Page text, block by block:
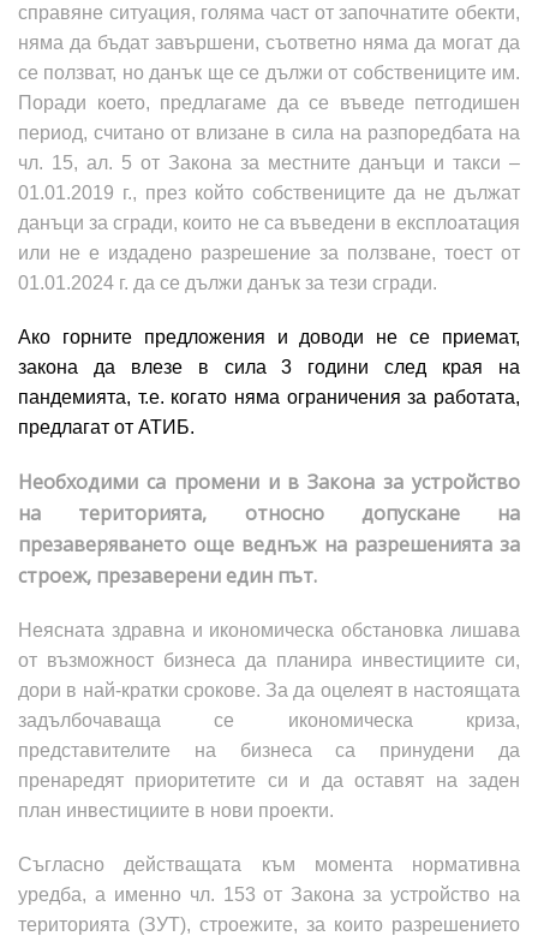
справяне ситуация, голяма част от започнатите обекти,
няма да бъдат завършени, съответно няма да могат да
се ползват, но данък ще се дължи от собствениците им.
Поради което, предлагаме да се въведе петгодишен
период, считано от влизане в сила на разпоредбата на
чл. 15, ал. 5 от Закона за местните данъци и такси –
01.01.2019 г., през който собствениците да не дължат
данъци за сгради, които не са въведени в експлоатация
или не е издадено разрешение за ползване, тоест от
01.01.2024 г. да се дължи данък за тези сгради.
Ако горните предложения и доводи не се приемат,
закона да влезе в сила 3 години след края на
пандемията, т.е. когато няма ограничения за работата,
предлагат от АТИБ.
Необходими са промени и в Закона за устройство
на територията, относно допускане на
презаверяването още веднъж на разрешенията за
строеж, презаверени един път.
Неясната здравна и икономическа обстановка лишава
от възможност бизнеса да планира инвестициите си,
дори в най-кратки срокове. За да оцелеят в настоящата
задълбочаваща се икономическа криза,
представителите на бизнеса са принудени да
пренаредят приоритетите си и да оставят на заден
план инвестициите в нови проекти.
Съгласно действащата към момента нормативна
уредба, а именно чл. 153 от Закона за устройство на
територията (ЗУТ), строежите, за които разрешението